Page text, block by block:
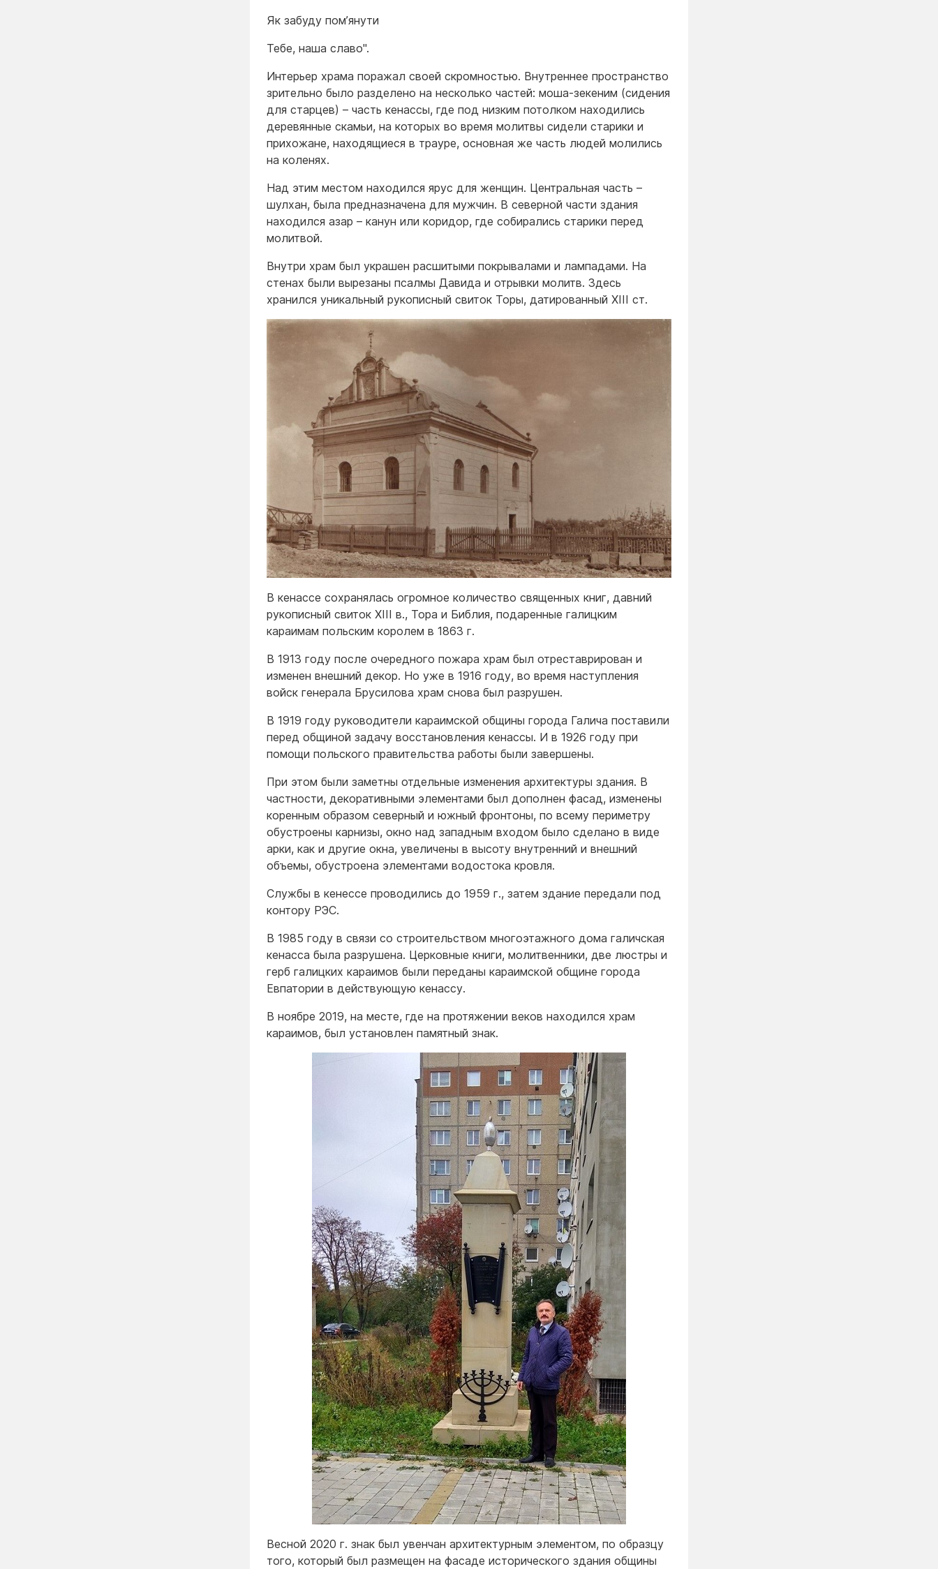
Як забуду пом’янути
Тебе, наша славо".
Интерьер храма поражал своей скромностью. Внутреннее пространство
зрительно было разделено на несколько частей: моша-зекеним (сидения
для старцев) – часть кенассы, где под низким потолком находились
деревянные скамьи, на которых во время молитвы сидели старики и
прихожане, находящиеся в трауре, основная же часть людей молились
на коленях.
Над этим местом находился ярус для женщин. Центральная часть –
шулхан, была предназначена для мужчин. В северной части здания
находился азар – канун или коридор, где собирались старики перед
молитвой.
Внутри храм был украшен расшитыми покрывалами и лампадами. На
стенах были вырезаны псалмы Давида и отрывки молитв. Здесь
хранился уникальный рукописный свиток Торы, датированный ХІІІ ст.
В кенассе сохранялась огромное количество священных книг, давний
рукописный свиток XIII в., Тора и Библия, подаренные галицким
караимам польским королем в 1863 г.
В 1913 году после очередного пожара храм был отреставрирован и
изменен внешний декор. Но уже в 1916 году, во время наступления
войск генерала Брусилова храм снова был разрушен.
В 1919 году руководители караимской общины города Галича поставили
перед общиной задачу восстановления кенассы. И в 1926 году при
помощи польского правительства работы были завершены.
При этом были заметны отдельные изменения архитектуры здания. В
частности, декоративными элементами был дополнен фасад, изменены
коренным образом северный и южный фронтоны, по всему периметру
обустроены карнизы, окно над западным входом было сделано в виде
арки, как и другие окна, увеличены в высоту внутренний и внешний
объемы, обустроена элементами водостока кровля.
Службы в кенессе проводились до 1959 г., затем здание передали под
контору РЭС.
В 1985 году в связи со строительством многоэтажного дома галичская
кенасса была разрушена. Церковные книги, молитвенники, две люстры и
герб галицких караимов были переданы караимской общине города
Евпатории в действующую кенассу.
В ноябре 2019, на месте, где на протяжении веков находился храм
караимов, был установлен памятный знак.
Весной 2020 г. знак был увенчан архитектурным элементом, по образцу
того, который был размещен на фасаде исторического здания общины